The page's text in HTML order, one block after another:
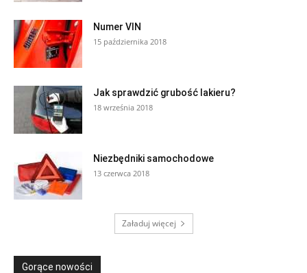
Numer VIN
15 października 2018
Jak sprawdzić grubość lakieru?
18 września 2018
Niezbędniki samochodowe
13 czerwca 2018
Załaduj więcej
Gorące nowości